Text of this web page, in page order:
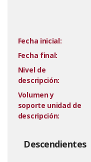
Fecha inicial:
Fecha final:
Nivel de
descripción:
Volumen y
soporte unidad de
descripción:
Descendientes